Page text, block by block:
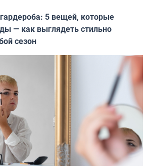
5 вещей, которые
— как выглядеть стильно
сезон